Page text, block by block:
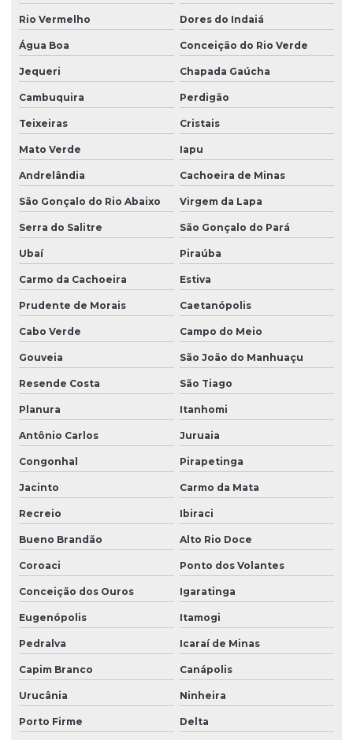
Rio Vermelho Dores do Indaiá
Água Boa Conceição do Rio Verde
Jequeri Chapada Gaúcha
Cambuquira Perdigão
Teixeiras Cristais
Mato Verde Iapu
Andrelândia Cachoeira de Minas
São Gonçalo do Rio Abaixo Virgem da Lapa
Serra do Salitre São Gonçalo do Pará
Ubaí Piraúba
Carmo da Cachoeira Estiva
Prudente de Morais Caetanópolis
Cabo Verde Campo do Meio
Gouveia São João do Manhuaçu
Resende Costa São Tiago
Planura Itanhomi
Antônio Carlos Juruaia
Congonhal Pirapetinga
Jacinto Carmo da Mata
Recreio Ibiraci
Bueno Brandão Alto Rio Doce
Coroaci Ponto dos Volantes
Conceição dos Ouros Igaratinga
Eugenópolis Itamogi
Pedralva Icaraí de Minas
Capim Branco Canápolis
Urucânia Ninheira
Porto Firme Delta